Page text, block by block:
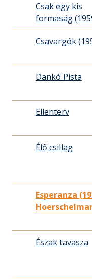
Csak egy kis
formaság
Csavargók
Dankó Pista
Ellenterv
Élő csillag
Esperanza
Észak tavasza